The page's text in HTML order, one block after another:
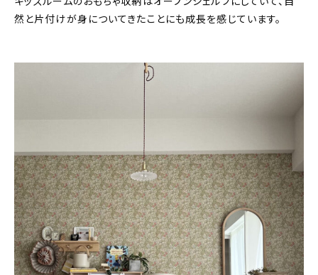
然と片付けが身についてきたことにも成長を感じています。